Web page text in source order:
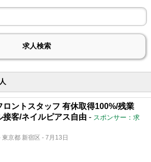
ントスタッフ 有休取得100%/残業
客/ネイルピアス自由 - スポンサー：求
京都 新宿区 - 7月13日